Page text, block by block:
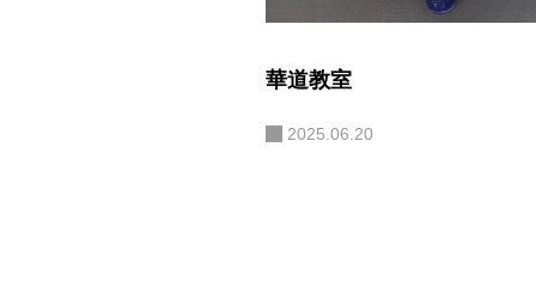
華道教室
2025.06.20